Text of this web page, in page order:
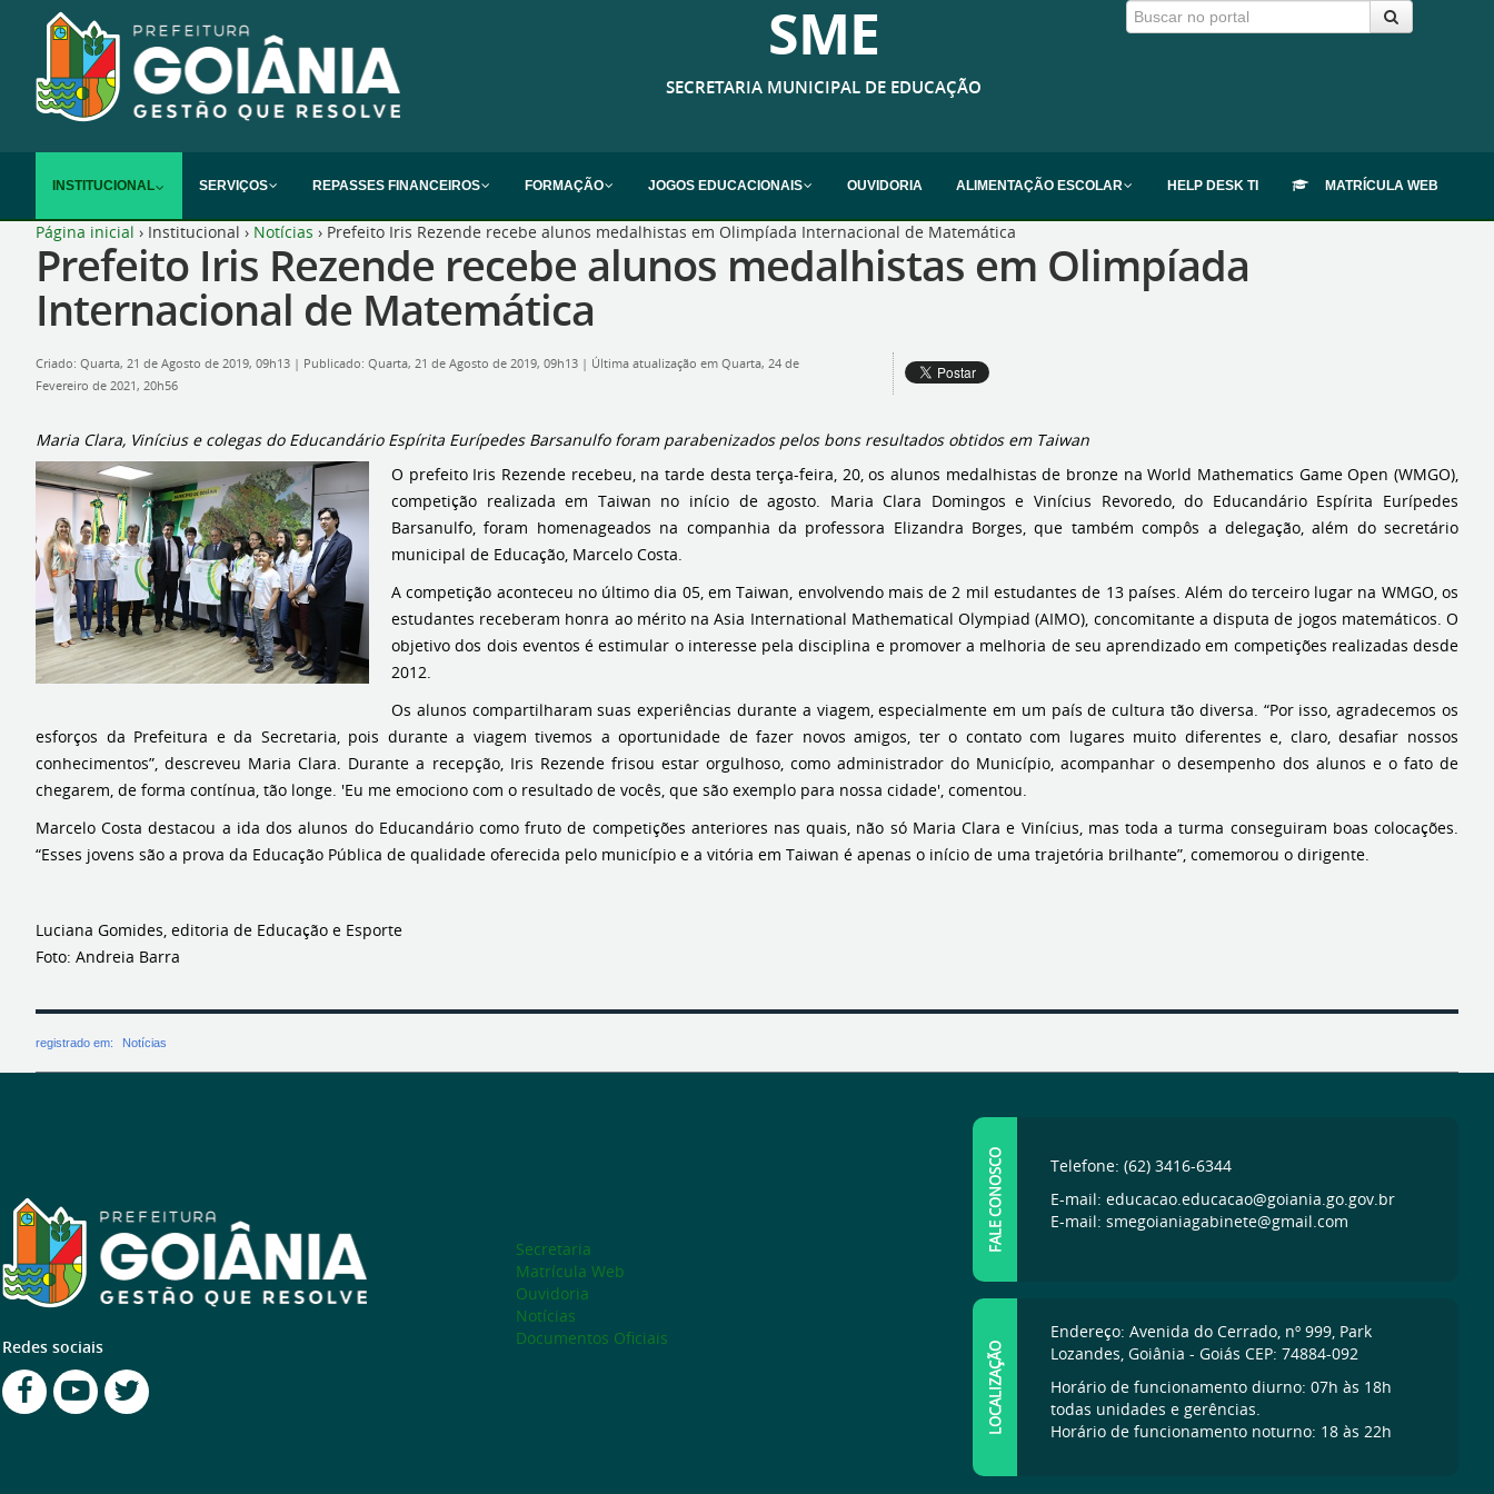
SME
SECRETARIA MUNICIPAL DE EDUCAÇÃO
INSTITUCIONAL SERVIÇOS REPASSES FINANCEIROS FORMAÇÃO JOGOS EDUCACIONAIS OUVIDORIA ALIMENTAÇÃO ESCOLAR HELP DESK TI MATRÍCULA WEB
Página inicial › Institucional › Notícias › Prefeito Iris Rezende recebe alunos medalhistas em Olimpíada Internacional de Matemática
Prefeito Iris Rezende recebe alunos medalhistas em Olimpíada
Internacional de Matemática
Criado: Quarta, 21 de Agosto de 2019, 09h13 | Publicado: Quarta, 21 de Agosto de 2019, 09h13 | Última atualização em Quarta, 24 de
Fevereiro de 2021, 20h56
Maria Clara, Vinícius e colegas do Educandário Espírita Eurípedes Barsanulfo foram parabenizados pelos bons resultados obtidos em Taiwan
O prefeito Iris Rezende recebeu, na tarde desta terça-feira, 20, os alunos medalhistas de bronze na World Mathematics Game Open (WMGO),
competição realizada em Taiwan no início de agosto. Maria Clara Domingos e Vinícius Revoredo, do Educandário Espírita Eurípedes
Barsanulfo, foram homenageados na companhia da professora Elizandra Borges, que também compôs a delegação, além do secretário
municipal de Educação, Marcelo Costa.
A competição aconteceu no último dia 05, em Taiwan, envolvendo mais de 2 mil estudantes de 13 países. Além do terceiro lugar na WMGO, os
estudantes receberam honra ao mérito na Asia International Mathematical Olympiad (AIMO), concomitante a disputa de jogos matemáticos. O
objetivo dos dois eventos é estimular o interesse pela disciplina e promover a melhoria de seu aprendizado em competições realizadas desde
2012.
Os alunos compartilharam suas experiências durante a viagem, especialmente em um país de cultura tão diversa. “Por isso, agradecemos os
esforços da Prefeitura e da Secretaria, pois durante a viagem tivemos a oportunidade de fazer novos amigos, ter o contato com lugares muito diferentes e, claro, desafiar nossos
conhecimentos”, descreveu Maria Clara. Durante a recepção, Iris Rezende frisou estar orgulhoso, como administrador do Município, acompanhar o desempenho dos alunos e o fato de
chegarem, de forma contínua, tão longe. 'Eu me emociono com o resultado de vocês, que são exemplo para nossa cidade', comentou.
Marcelo Costa destacou a ida dos alunos do Educandário como fruto de competições anteriores nas quais, não só Maria Clara e Vinícius, mas toda a turma conseguiram boas colocações.
“Esses jovens são a prova da Educação Pública de qualidade oferecida pelo município e a vitória em Taiwan é apenas o início de uma trajetória brilhante”, comemorou o dirigente.
Luciana Gomides, editoria de Educação e Esporte
Foto: Andreia Barra
registrado em: Notícias
Redes sociais
Secretaria
Matrícula Web
Ouvidoria
Notícias
Documentos Oficiais
FALE CONOSCO
Telefone: (62) 3416-6344
E-mail: educacao.educacao@goiania.go.gov.br
E-mail: smegoianiagabinete@gmail.com
LOCALIZAÇÃO
Endereço: Avenida do Cerrado, nº 999, Park
Lozandes, Goiânia - Goiás CEP: 74884-092
Horário de funcionamento diurno: 07h às 18h
todas unidades e gerências.
Horário de funcionamento noturno: 18 às 22h